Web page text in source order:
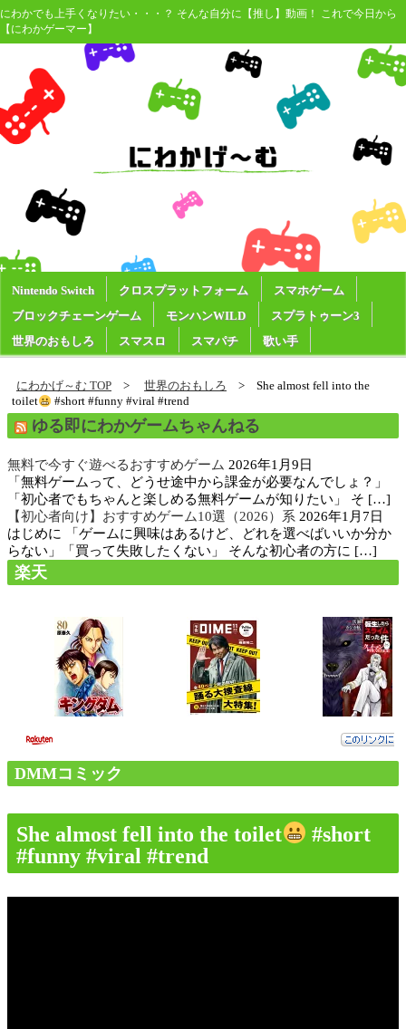
にわかでも上手くなりたい・・・？ そんな自分に【推し】動画！ これで今日から
【にわかゲーマー】
Nintendo Switch クロスプラットフォーム
スマホゲーム
ブロックチェーンゲーム
モンハンWILD
スプラトゥーン3
世界のおもしろ
スマスロ スマパチ 歌い手
にわかげ～む TOP 世界のおもしろ
She almost fell into the
toilet
#short #funny #viral #trend
ゆる即にわかゲームちゃんねる
無料で今すぐ遊べるおすすめゲーム 2026年1月9日
「無料ゲームって、どうせ途中から課金が必要なんでしょ？」
「初心者でもちゃんと楽しめる無料ゲームが知りたい」 そ […]
【初心者向け】おすすめゲーム10選（2026）系 2026年1月7日
はじめに 「ゲームに興味はあるけど、どれを選べばいいか分か
らない」「買って失敗したくない」 そんな初心者の方に […]
楽天
DMMコミック
She almost fell into the toilet
#short
#funny #viral #trend